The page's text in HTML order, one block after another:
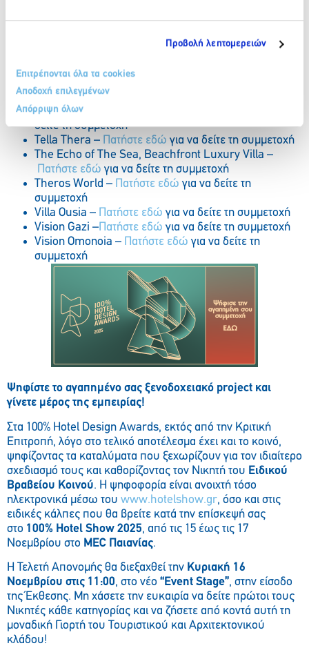
Προβολή λεπτομερειών
Επιτρέπονται όλα τα cookies
Αποδοχή επιλεγμένων
Απόρριψη όλων
συμμετοχή
Πατήστε εδώγια να δείτε τη
September Hotel – Πατήστε εδώ
συμμετοχή
Sifnos Mine –Πατήστε εδώ
Stella Blue Seaside Resort –
δείτε τη συμμετοχή
Tella Thera – Πατήστε εδώ για να δείτε τη συμμετοχή
The Echo of The Sea, Beachfront Luxury Villa –
Πατήστε εδώ για να δείτε τη συμμετοχή
Theros World – Πατήστε εδώ για να δείτε τη
συμμετοχή
Villa Ousia – Πατήστε εδώ για να δείτε τη συμμετοχή
Vision Gazi –Πατήστε εδώ για να δείτε τη συμμετοχή
Vision Omonoia – Πατήστε εδώ για να δείτε τη
συμμετοχή
Ψηφίστε το αγαπημένο σας ξενοδοχειακό project και
γίνετε μέρος της εμπειρίας!
Στα 100% Hotel Design Awards, εκτός από την Κριτική
Επιτροπή, λόγο στο τελικό αποτέλεσμα έχει και το κοινό,
ψηφίζοντας τα καταλύματα που ξεχωρίζουν για τον ιδιαίτερο
σχεδιασμό τους και καθορίζοντας τον Νικητή του Ειδικού
Βραβείου Κοινού. Η ψηφοφορία είναι ανοιχτή τόσο
ηλεκτρονικά μέσω του www.hotelshow.gr, όσο και στις
ειδικές κάλπες που θα βρείτε κατά την επίσκεψή σας
στο 100% Hotel Show 2025, από τις 15 έως τις 17
Νοεμβρίου στο MEC Παιανίας.
Η Τελετή Απονομής θα διεξαχθεί την Κυριακή 16
Νοεμβρίου στις 11:00, στο νέο “Event Stage”, στην είσοδο
της Έκθεσης. Μη χάσετε την ευκαιρία να δείτε πρώτοι τους
Νικητές κάθε κατηγορίας και να ζήσετε από κοντά αυτή τη
μοναδική Γιορτή του Τουριστικού και Αρχιτεκτονικού
κλάδου!